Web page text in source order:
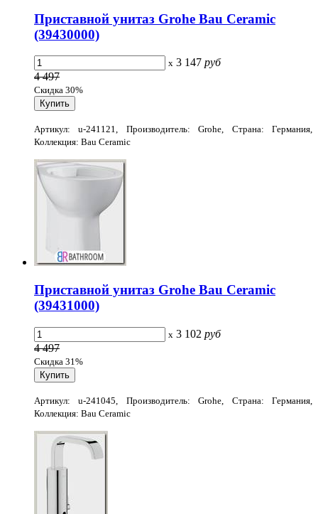
Приставной унитаз Grohe Bau Ceramic
(39430000)
x 3 147 руб
4 497
Скидка 30%
Артикул: u-241121, Производитель: Grohe, Страна: Германия,
Коллекция: Bau Ceramic
Приставной унитаз Grohe Bau Ceramic
(39431000)
x 3 102 руб
4 497
Скидка 31%
Артикул: u-241045, Производитель: Grohe, Страна: Германия,
Коллекция: Bau Ceramic